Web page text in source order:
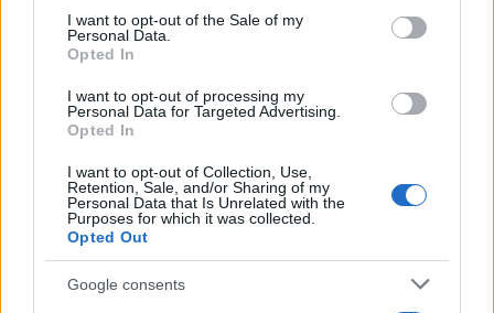
services and may gather and store information including but
not limited to your visit or usage behaviour. You may click to
grant or deny consent to Google and its third-party tags to
consent section.
I want to opt-out of the Sale of my
Personal Data.
Opted In
I want to opt-out of processing my
Personal Data for Targeted Advertising.
Opted In
I want to opt-out of Collection, Use,
Retention, Sale, and/or Sharing of my
Personal Data that Is Unrelated with the
Purposes for which it was collected.
Opted Out
Google consents